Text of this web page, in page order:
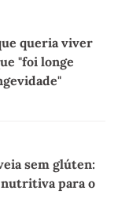
queria viver
"foi longe
sem glúten:
para o